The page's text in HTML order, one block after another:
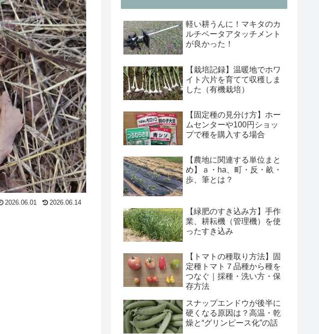
2026.06.01 2026.06.14
軽い耕うんに！マキタのカ
ルチベータアタッチメント
が良かった！
【栽培記録】温暖地でホワ
イト六片を育てて収穫しま
した（有機栽培）
【固定種の見分け方】ホー
ムセンターや100円ショッ
プで種を購入する場合
【農地に関連する単位まと
め】ａ・ha、町・反・畝・
歩、筆とは？
【緑肥のすき込み方】手作
業、耕耘機（管理機）を使
ったすき込み
【トマトの種取り方法】固
定種トマト７品種から種を
つなぐ｜採種・洗い方・保
存方法
スナップエンドウが後半に
硬くなる原因は？高温・乾
燥と“グリンピース化”の話